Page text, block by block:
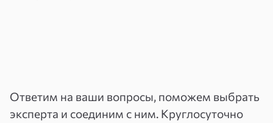
Ответим на ваши вопросы, поможем выбрать
эксперта и соединим с ним. Круглосуточно